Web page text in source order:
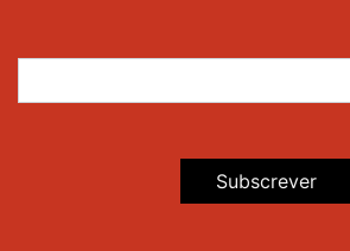
Subscrever